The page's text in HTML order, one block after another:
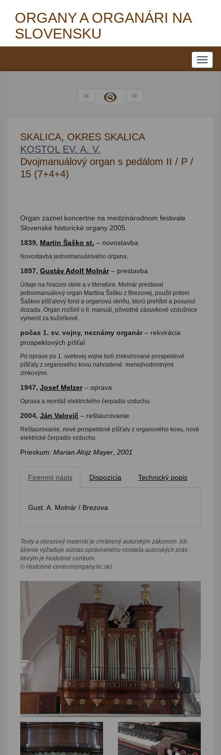
ORGANY A ORGANÁRI NA
SLOVENSKU
SKALICA, OKRES SKALICA
KOSTOL EV. A. V.
Dvojmanuálový organ s pedálom II / P /
15 (7+4+4)
Organ zaznel koncertne na medzinárodnom festivale
Slovenské historické organy 2005.
1839, Martin Šaško st. – novostavba
Novostavba jednomanuálového organa.
1897, Gustáv Adolf Molnár– prestavba
Údaje na hracom stole a v literatúre. Molnár prestaval
jednomanuálový organ Martina Šašku z Brezovej, použil pritom
Šaškov píšťalový fond a organovú skriňu, ktorú prehĺbil a posunul
dozadu. Organ rozšíril o II. manuál, pôvodné zásuvkové vzdušnice
vymenil za kužeľkové.
počas 1. sv. vojny, neznámy organár– rekvirácia
prospektových píšťal
Pri oprave po 1. svetovej vojne boli zrekvirované prospektové
píšťaly z organového kovu nahradené menejhodnotnými
zinkovými.
1947, Josef Melzer– oprava
Oprava a montáž elektrického čerpadla vzduchu.
2004, Ján Valovič – reštaurovanie
Reštaurovanie, nové prospektové píšťaly z organového kovu, nové
elektrické čerpadlo vzduchu.
Prieskum: Marian Alojz Mayer 2001
Firemný nápis Dispozícia Technický popis
Gust. A. Molnár / Brezova
Texty a obrazový materiál je chránený autorským zákonom. Ich
šírenie vyžaduje súhlas oprávneného nositeľa autorských práv,
ktorým je Hudobné centrum.
© Hudobné centrum(organy.hc.sk)